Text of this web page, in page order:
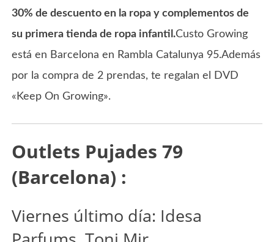
30% de descuento en la ropa y complementos de
su primera tienda de ropa infantil.Custo Growing
está en Barcelona en Rambla Catalunya 95.Además
por la compra de 2 prendas, te regalan el DVD
«Keep On Growing».
Outlets Pujades 79
(Barcelona) :
Viernes último día: Idesa